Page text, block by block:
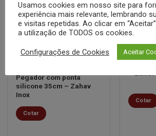
lista de
desejos
Pegador com ponta
silicone 35cm – Zahav
Inox
Cotar
COZINHA
Cotar
Usamos cookies em nosso site para
experiência mais relevante, lembrando
e visitas repetidas. Ao clicar em
a utilização de TODOS os cookies.
Configurações de Cookies Aceitar